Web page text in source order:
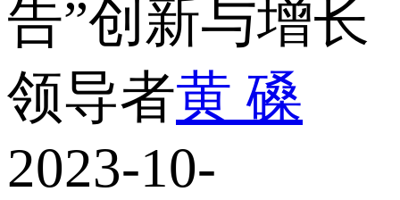
告”创新与增长
领导者黄 磉
2023-10-